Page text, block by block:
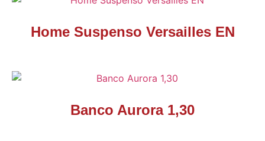
Home Suspenso Versailles EN
Banco Aurora 1,30